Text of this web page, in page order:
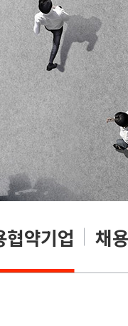
협약기업 채